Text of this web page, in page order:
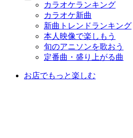
カラオケランキング
カラオケ新曲
新曲トレンドランキング
本人映像で楽しもう
旬のアニソンを歌おう
定番曲・盛り上がる曲
お店でもっと楽しむ